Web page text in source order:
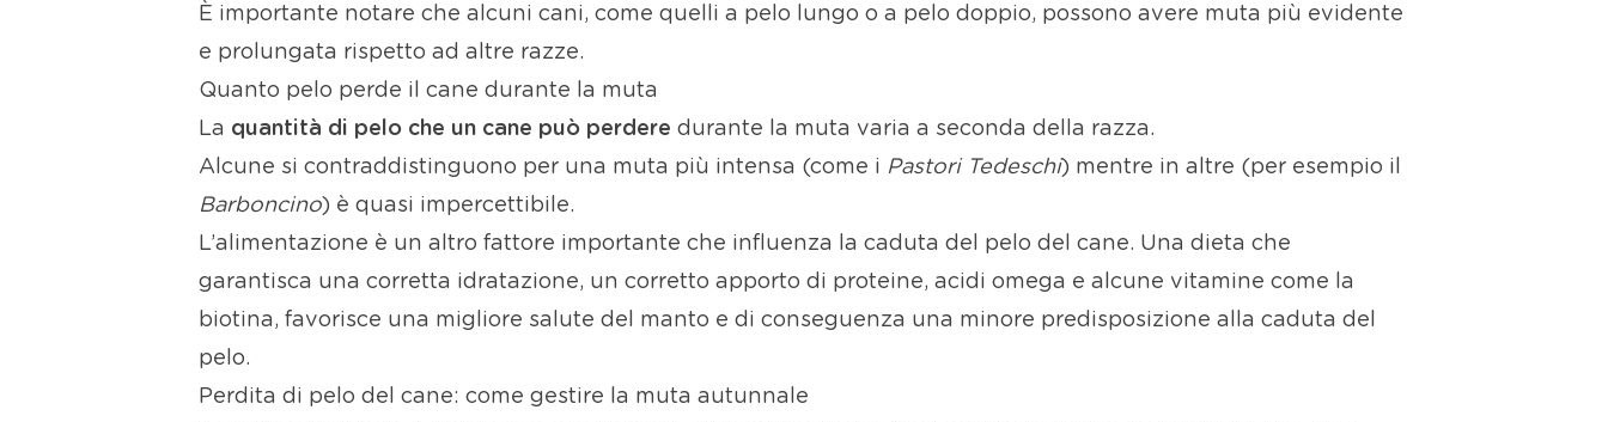
È importante notare che alcuni cani, come quelli a pelo lungo o a pelo doppio, possono avere muta più evidente
e prolungata rispetto ad altre razze.
Quanto pelo perde il cane durante la muta
La quantità di pelo che un cane può perdere durante la muta varia a seconda della razza.
Alcune si contraddistinguono per una muta più intensa (come i Pastori Tedeschi) mentre in altre (per esempio il
Barboncino) è quasi impercettibile.
L’alimentazione è un altro fattore importante che influenza la caduta del pelo del cane. Una dieta che
garantisca una corretta idratazione, un corretto apporto di proteine, acidi omega e alcune vitamine come la
biotina, favorisce una migliore salute del manto e di conseguenza una minore predisposizione alla caduta del
pelo.
Perdita di pelo del cane: come gestire la muta autunnale